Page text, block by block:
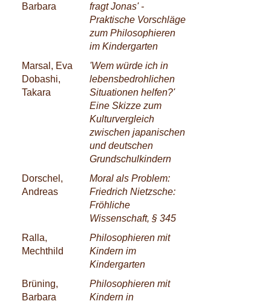
Barbara
fragt Jonas' -
Praktische Vorschläge
zum Philosophieren
im Kindergarten
Marsal, Eva
Dobashi,
Takara
'Wem würde ich in
lebensbedrohlichen
Situationen helfen?'
Eine Skizze zum
Kulturvergleich
zwischen japanischen
und deutschen
Grundschulkindern
Dorschel,
Andreas
Moral als Problem:
Friedrich Nietzsche:
Fröhliche
Wissenschaft, § 345
Ralla,
Mechthild
Philosophieren mit
Kindern im
Kindergarten
Brüning,
Barbara
Philosophieren mit
Kindern in